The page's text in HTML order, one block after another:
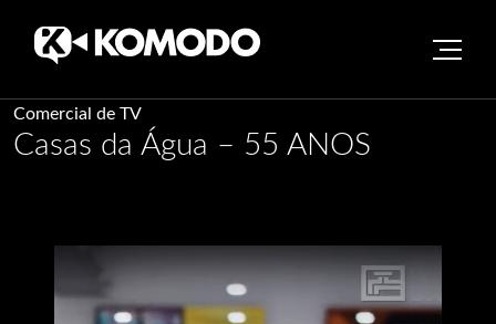
Skip
to
Comercial de TV
Casas da Água – 55 ANOS